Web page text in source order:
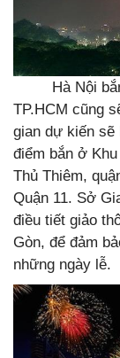
Hà Nội
TP.HCM cũng
gian dự kiến sẽ
điểm bắn ở
Thủ Thiêm,
Quận 11. Sở
điều tiết giảo
Gòn, để đảm
những ngày lễ.